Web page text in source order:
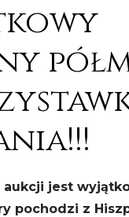
jest
pochodzi z